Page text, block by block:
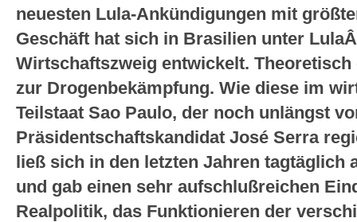
neuesten Lula-Ankündigungen mit
Geschäft hat sich in Brasilien unter
Wirtschaftszweig entwickelt.
zur Drogenbekämpfung. Wie diese im
Teilstaat Sao Paulo, der noch unlängst
Präsidentschaftskandidat José Serra
ließ sich in den letzten Jahren tagtäglich
und gab einen sehr aufschlußreichen
Realpolitik, das Funktionieren der